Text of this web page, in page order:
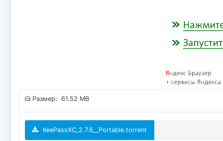
Размер: 61.52 MB
KeePassXC_2.7.6__Portable.torrent